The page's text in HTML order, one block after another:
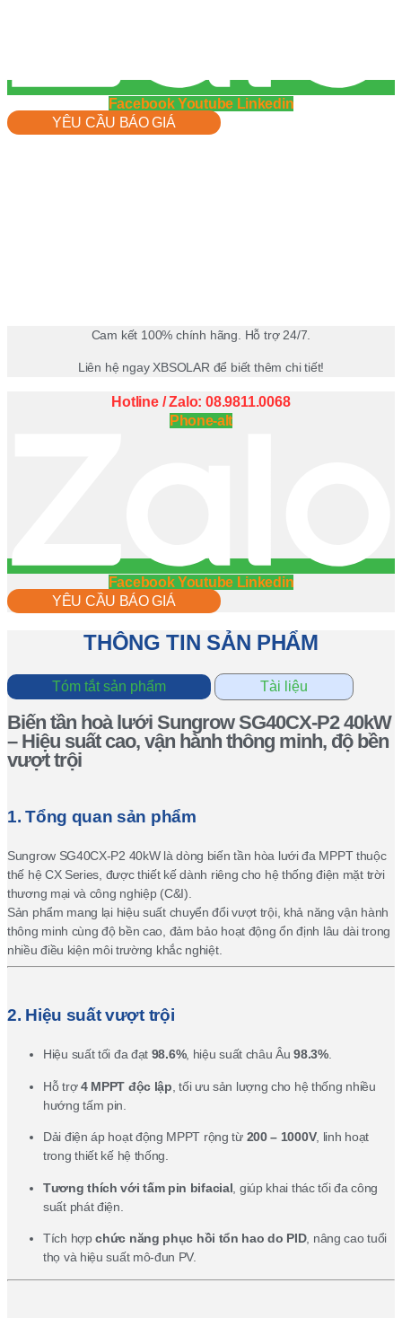
Facebook Youtube Linkedin
YÊU CẦU BÁO GIÁ
Cam kết 100% chính hãng. Hỗ trợ 24/7.
Liên hệ ngay XBSOLAR để biết thêm chi tiết!
Hotline / Zalo: 08.9811.0068
Phone-alt
Facebook Youtube Linkedin
YÊU CẦU BÁO GIÁ
THÔNG TIN SẢN PHẨM
Tóm tắt sản phẩm Tài liệu
Biến tần hoà lưới Sungrow SG40CX-P2 40kW
– Hiệu suất cao, vận hành thông minh, độ bền
vượt trội
1. Tổng quan sản phẩm
Sungrow SG40CX-P2 40kW là dòng biến tần hòa lưới đa MPPT thuộc
thế hệ CX Series, được thiết kế dành riêng cho hệ thống điện mặt trời
thương mại và công nghiệp (C&I).
Sản phẩm mang lại hiệu suất chuyển đổi vượt trội, khả năng vận hành
thông minh cùng độ bền cao, đảm bảo hoạt động ổn định lâu dài trong
nhiều điều kiện môi trường khắc nghiệt.
2. Hiệu suất vượt trội
Hiệu suất tối đa đạt 98.6%, hiệu suất châu Âu98.3%.
Hỗ trợ4 MPPT độc lập , tối ưu sản lượng cho hệ thống nhiều
hướng tấm pin.
Dải điện áp hoạt động MPPT rộng từ 200 – 1000V, linh hoạt
trong thiết kế hệ thống.
Tương thích với tấm pin bifacial , giúp khai thác tối đa công
suất phát điện.
Tích hợpchức năng phục hồi tổn hao do PID, nâng cao tuổi
thọ và hiệu suất mô-đun PV.